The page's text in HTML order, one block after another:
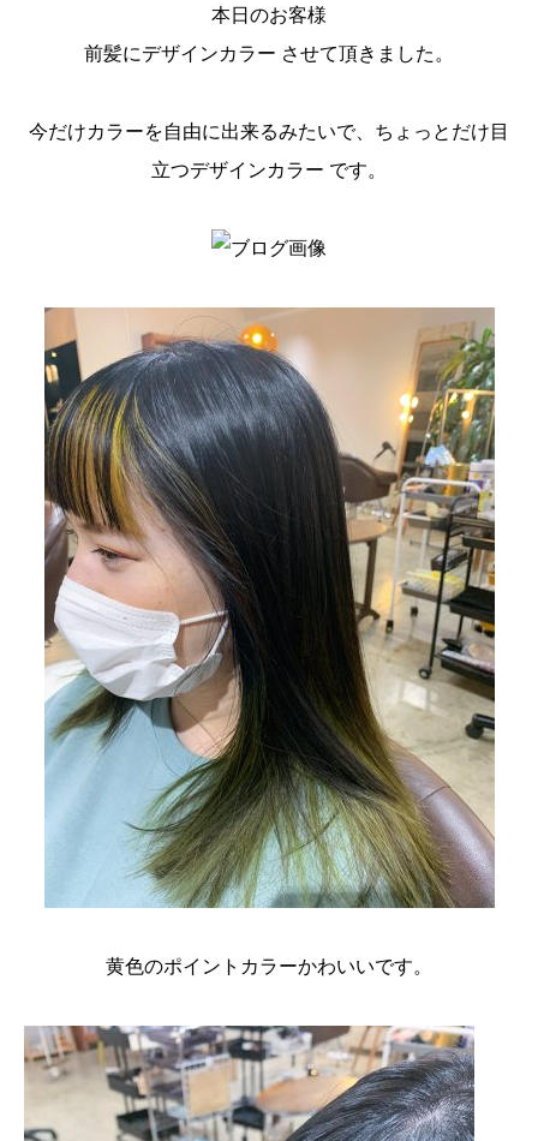
本日のお客様
前髪にデザインカラー させて頂きました。
今だけカラーを自由に出来るみたいで、ちょっとだけ目
立つデザインカラー です。
黄色のポイントカラーかわいいです。